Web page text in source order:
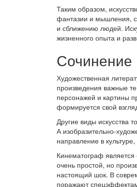
Таким образом,
фантазии и мышления,
и сближению людей.
жизненного опыта и
Художественная
произведения важные
персонажей и картины
формируется свой
Другие виды искусства
А изобразительно-
направление в
Кинематограф
очень простой, но
настоящий шок. В
поражают